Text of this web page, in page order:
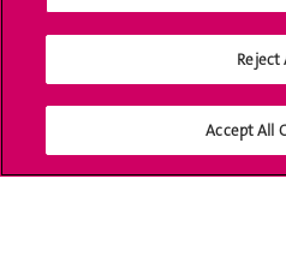
Calendrier académique
Médias sociaux UNIGE
Reject
Accept All